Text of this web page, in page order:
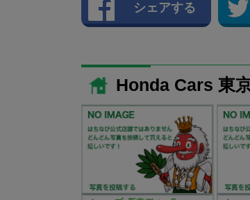
シェアする
Honda Cars 東